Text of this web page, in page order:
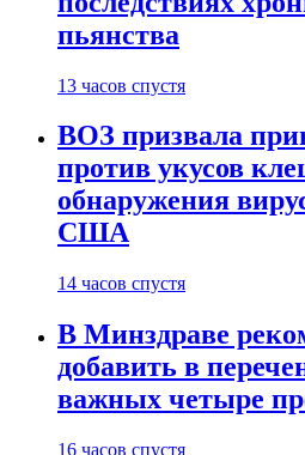
пьянства
13 часов спустя
ВОЗ призвала
против укусов
обнаружения
США
14 часов спустя
В Минздраве
добавить в
важных четыре
16 часов спустя